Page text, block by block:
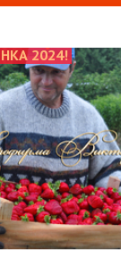
2024!